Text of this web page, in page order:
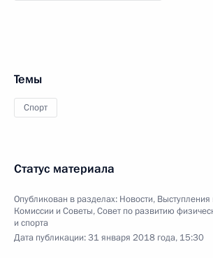
Темы
Спорт
Статус материала
Опубликован в разделах: Новости,
Комиссии и Советы,Совет по развитию
и спорта
Дата публикации:31 января 2018 года, 15:30